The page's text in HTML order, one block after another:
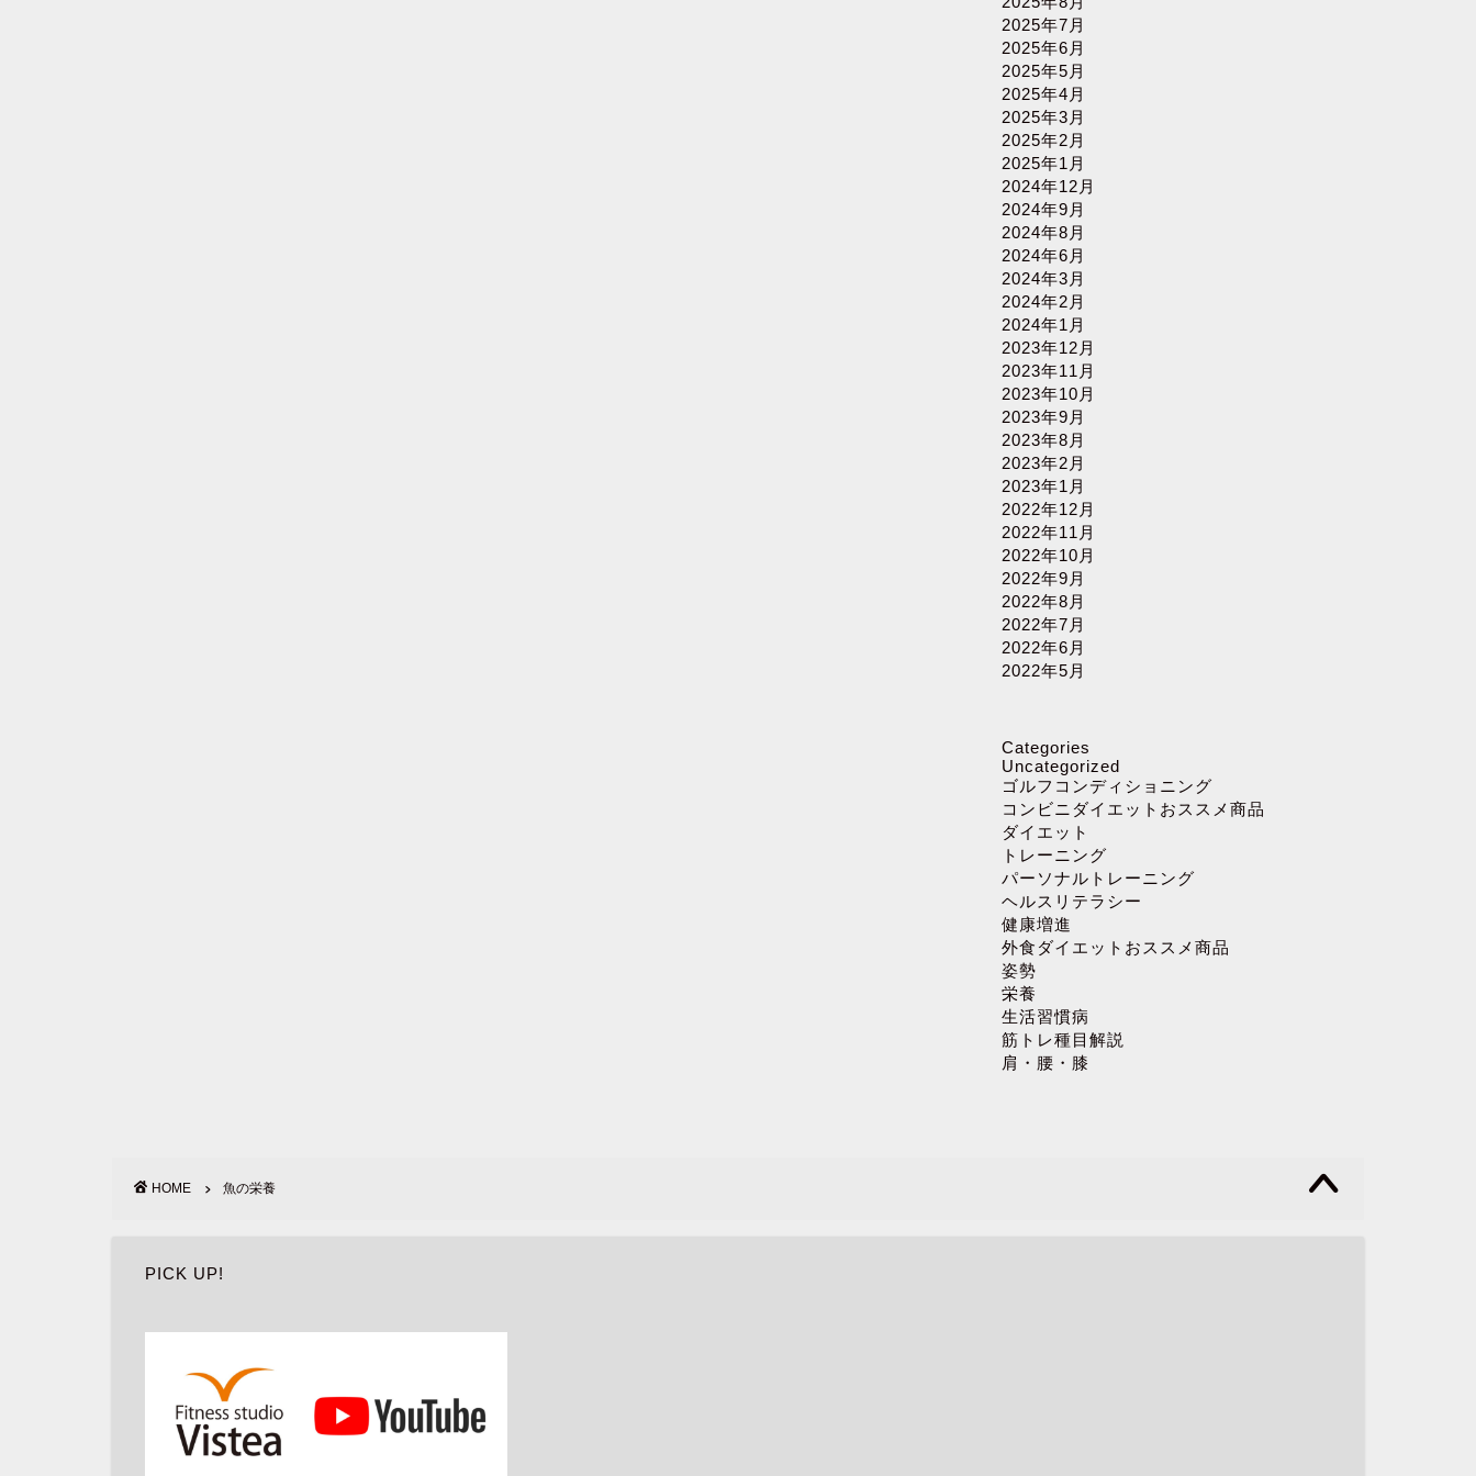
2025年7月
2025年6月
2025年5月
2025年4月
2025年3月
2025年2月
2025年1月
2024年12月
2024年9月
2024年8月
2024年6月
2024年3月
2024年2月
2024年1月
2023年12月
2023年11月
2023年10月
2023年9月
2023年8月
2023年2月
2023年1月
2022年12月
2022年11月
2022年10月
2022年9月
2022年8月
2022年7月
2022年6月
2022年5月
Categories
Uncategorized
ゴルフコンディショニング
コンビニダイエットおススメ商品
ダイエット
トレーニング
パーソナルトレーニング
ヘルスリテラシー
健康増進
外食ダイエットおススメ商品
姿勢
栄養
生活習慣病
筋トレ種目解説
肩・腰・膝
HOME 魚の栄養
PICK UP!